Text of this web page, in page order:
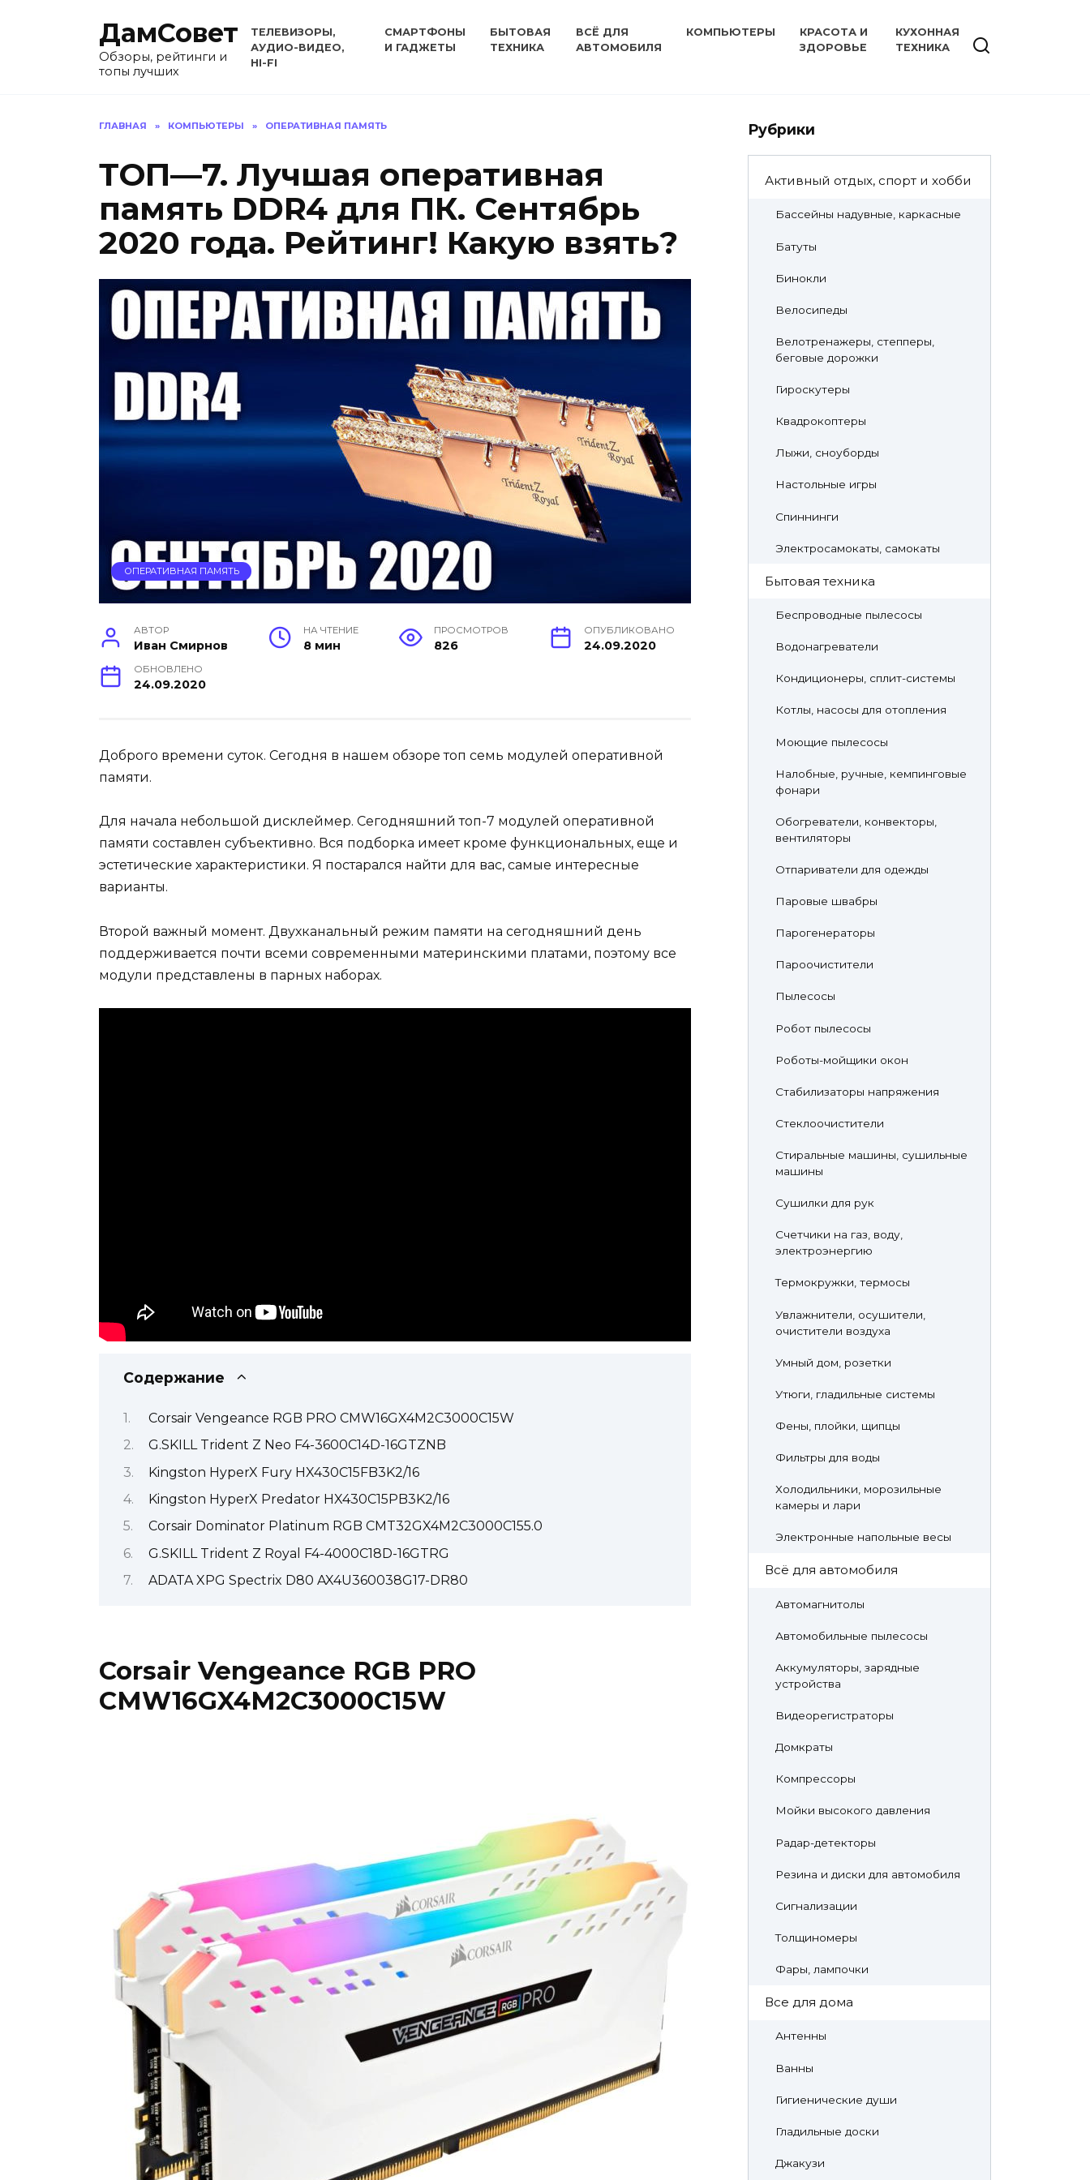
ДамСовет
Обзоры, рейтинги и
топы лучших
ТЕЛЕВИЗОРЫ,
АУДИО-ВИДЕО,
HI-FI
СМАРТФОНЫ
И ГАДЖЕТЫ
БЫТОВАЯ
ТЕХНИКА
ВСЁ ДЛЯ
АВТОМОБИЛЯ
КОМПЬЮТЕРЫ
КРАСОТА И
ЗДОРОВЬЕ
КУХОННАЯ
ТЕХНИКА
ГЛАВНАЯ » КОМПЬЮТЕРЫ » ОПЕРАТИВНАЯ ПАМЯТЬ
ТОП—7. Лучшая оперативная
память DDR4 для ПК. Сентябрь
2020 года. Рейтинг! Какую взять?
ОПЕРАТИВНАЯ ПАМЯТЬ
АВТОР
Иван Смирнов
НА ЧТЕНИЕ
8 мин
ПРОСМОТРОВ
826
ОПУБЛИКОВАНО
24.09.2020
ОБНОВЛЕНО
24.09.2020
Доброго времени суток. Сегодня в нашем обзоре топ семь модулей оперативной
памяти.
Для начала небольшой дисклеймер. Сегодняшний топ-7 модулей оперативной
памяти составлен субъективно. Вся подборка имеет кроме функциональных, еще и
эстетические характеристики. Я постарался найти для вас, самые интересные
варианты.
Второй важный момент. Двухканальный режим памяти на сегодняшний день
поддерживается почти всеми современными материнскими платами, поэтому все
модули представлены в парных наборах.
Содержание
Corsair Vengeance RGB PRO CMW16GX4M2C3000C15W
G.SKILL Trident Z Neo F4-3600C14D-16GTZNB
Kingston HyperX Fury HX430C15FB3K2/16
Kingston HyperX Predator HX430C15PB3K2/16
Corsair Dominator Platinum RGB CMT32GX4M2C3000C155.0
G.SKILL Trident Z Royal F4-4000C18D-16GTRG
ADATA XPG Spectrix D80 AX4U360038G17-DR80
Corsair Vengeance RGB PRO
CMW16GX4M2C3000C15W
Рубрики
Активный отдых, спорт и хобби
Бассейны надувные, каркасные
Батуты
Бинокли
Велосипеды
Велотренажеры, степперы,
беговые дорожки
Гироскутеры
Квадрокоптеры
Лыжи, сноуборды
Настольные игры
Спиннинги
Электросамокаты, самокаты
Бытовая техника
Беспроводные пылесосы
Водонагреватели
Кондиционеры, сплит-системы
Котлы, насосы для отопления
Моющие пылесосы
Налобные, ручные, кемпинговые
фонари
Обогреватели, конвекторы,
вентиляторы
Отпариватели для одежды
Паровые швабры
Парогенераторы
Пароочистители
Пылесосы
Робот пылесосы
Роботы-мойщики окон
Стабилизаторы напряжения
Стеклоочистители
Стиральные машины, сушильные
машины
Сушилки для рук
Счетчики на газ, воду,
электроэнергию
Термокружки, термосы
Увлажнители, осушители,
очистители воздуха
Умный дом, розетки
Утюги, гладильные системы
Фены, плойки, щипцы
Фильтры для воды
Холодильники, морозильные
камеры и лари
Электронные напольные весы
Всё для автомобиля
Автомагнитолы
Автомобильные пылесосы
Аккумуляторы, зарядные
устройства
Видеорегистраторы
Домкраты
Компрессоры
Мойки высокого давления
Радар-детекторы
Резина и диски для автомобиля
Сигнализации
Толщиномеры
Фары, лампочки
Все для дома
Антенны
Ванны
Гигиенические души
Гладильные доски
Джакузи